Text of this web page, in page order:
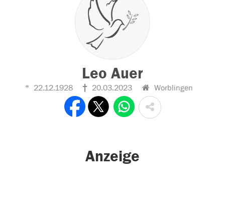
Leo Auer
22.12.1928 20.03.2023 Worblingen
Anzeige